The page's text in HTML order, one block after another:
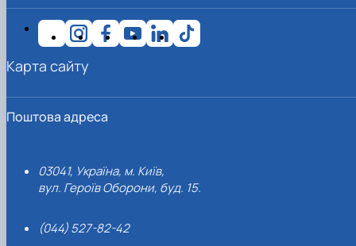
Поштова адреса
03041, Україна, м. Київ,
вул. Героїв Оборони, буд. 15.
(044) 527-82-42
Карта сайту